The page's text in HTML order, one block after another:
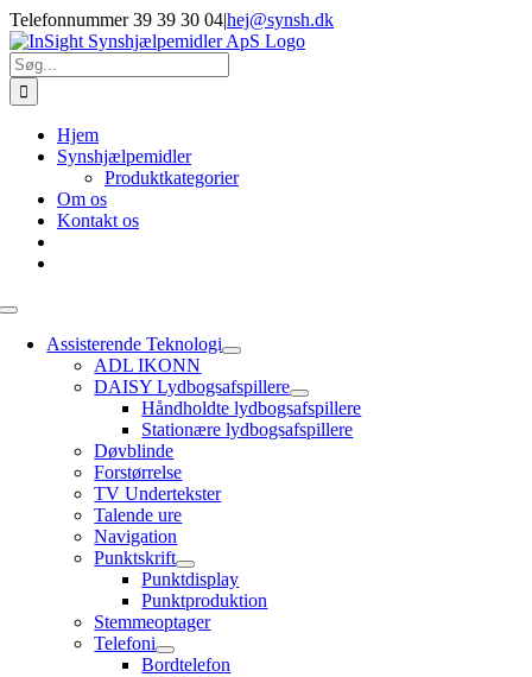
Skip
to
content
Telefonnummer 39 39 30 04|hej@synsh.dk
Søg
efter:
Hjem
Synshjælpemidler
Produktkategorier
Om os
Kontakt os
Toggle
NavigationAssisterende Teknologi
ADL IKONN
DAISY Lydbogsafspillere
Håndholdte lydbogsafspillere
Stationære lydbogsafspillere
Døvblinde
Forstørrelse
TV Undertekster
Talende ure
Navigation
Punktskrift
Punktdisplay
Punktproduktion
Stemmeoptager
Telefoni
Bordtelefon